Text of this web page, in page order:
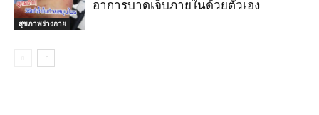
สุขภาพร่างกาย
อาการบาดเจ็บภายในด้วยตัวเอง